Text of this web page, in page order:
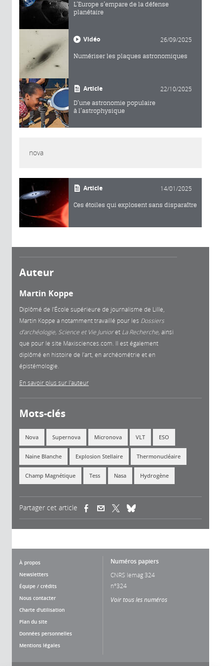
L’Europe s’empare de la défense
planétaire
Vidéo 26/09/2025
Numériser les plaques astronomiques
Article 22/10/2025
D’une astronomie populaire
à l’astrophysique
nova
Article 14/01/2025
Ces étoiles qui explosent sans disparaître
Auteur
Martin Koppe
Diplômé de l’École supérieure de journalisme de Lille,
Martin Koppe a notamment travaillé pour les Dossiers
d’archéologie, Science et Vie Junioret La Recherche, ainsi
que pour le site Maxisciences.com. Il est également
diplômé en histoire de l’art, en archéométrie et en
épistémologie.
En savoir plus sur l'auteur
Mots-clés
Nova Supernova Micronova VLT ESO
Naine Blanche Explosion Stellaire Thermonucléaire
Champ Magnétique Tess Nasa Hydrogène
Partager cet article (link is external)(link is external)
À propos
Newsletters
Équipe / crédits
Nous contacter
Charte d'utilisation
Plan du site
Données personnelles
Mentions légales
Numéros papiers
CNRS lemag 324
n°324
Voir tous les numéros